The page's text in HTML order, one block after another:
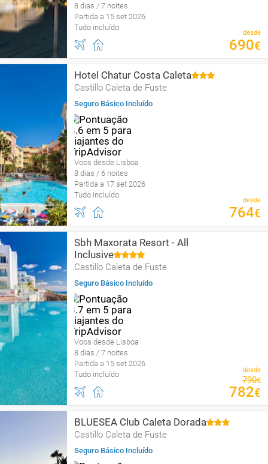
8 dias / 7 noites
Partida a 15 set 2026
Tudo incluído
desde
690€
Hotel Chatur Costa Caleta
Castillo Caleta de Fuste
Seguro Básico Incluído
Voos desde Lisboa
8 dias / 6 noites
Partida a 17 set 2026
Tudo incluído
desde
764€
Sbh Maxorata Resort - All
Inclusive
Castillo Caleta de Fuste
Seguro Básico Incluído
Voos desde Lisboa
8 dias / 7 noites
Partida a 15 set 2026
Tudo incluído
desde
790€
782€
BLUESEA Club Caleta Dorada
Castillo Caleta de Fuste
Seguro Básico Incluído